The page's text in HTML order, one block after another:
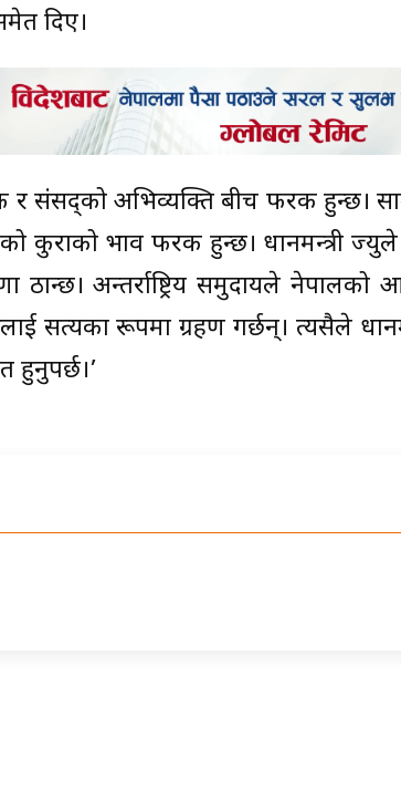
दिए।
संसद्को अभिव्यक्ति बीच फरक हुन्छ।
कुराको प्रभाव फरक हुन्छ। प्रधानमन्त्री
अन्तर्राष्ट्रिय समुदायले नेपालको
सत्यका रूपमा ग्रहण गर्छन्। त्यसैले
हुनुपर्छ।’